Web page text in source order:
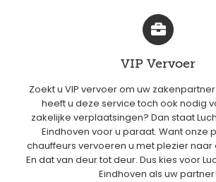
VIP Vervoer
Zoekt u VIP vervoer om uw
heeft u deze service toch ook nodig
zakelijke verplaatsingen? Dan staat
Eindhoven voor u paraat. Want onze
chauffeurs vervoeren u met plezier naar
En dat van deur tot deur. Dus kies voor
Eindhoven als uw partner!